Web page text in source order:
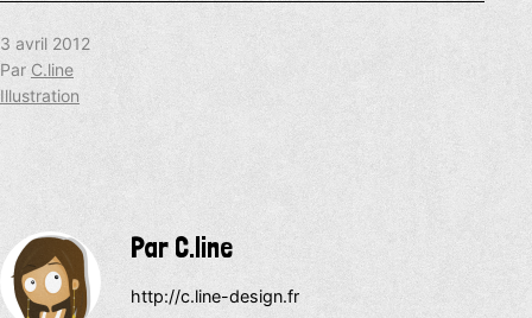
Publié
le
3 avril 2012
Par C.line
Catégorisé
Illustration
Par C.line
http://c.line-design.fr